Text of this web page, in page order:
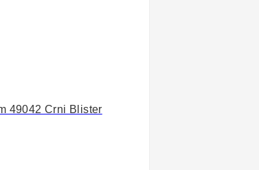
49042 Crni Blister